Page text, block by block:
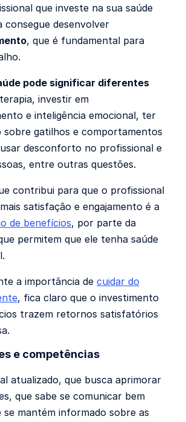
que investe na sua saúde
consegue desenvolver
, que é fundamental para
pode significar diferentes
investir em
e inteligência emocional, ter
sobre gatilhos e comportamentos
desconforto no profissional e
entre outras questões.
contribui para que o profissional
satisfação e engajamento é a
de benefícios, por parte da
permitem que ele tenha saúde
a importância de cuidar do
, fica claro que o investimento
trazem retornos satisfatórios
e competências
atualizado, que busca aprimorar
que sabe se comunicar bem
se mantém informado sobre as